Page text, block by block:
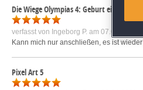
Die Wiege Olympias 4: Geburt einer
verfasst von Ingeborg P. am 07.06.2018
Kann mich nur anschließen, es ist
Pixel Art 5